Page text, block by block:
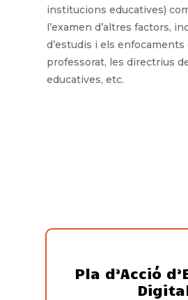
institucions educatives)
l’examen d’altres factors,
d’estudis i els
professorat, les directrius
educatives, etc.
Pla d’Acció